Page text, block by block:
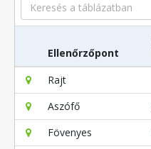
Ellenőrzőpont
Rajt
Aszófő
Fövenyes